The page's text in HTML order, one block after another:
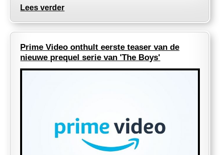
Lees verder
Prime Video onthult eerste teaser van de
nieuwe prequel serie van 'The Boys'